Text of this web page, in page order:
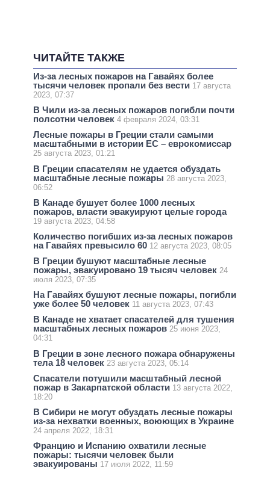
ЧИТАЙТЕ ТАКЖЕ
Из-за лесных пожаров на Гавайях более
тысячи человек пропали без вести 17 августа
2023, 07:37
В Чили из-за лесных пожаров погибли почти
полсотни человек 4 февраля 2024, 03:31
Лесные пожары в Греции стали самыми
масштабными в истории ЕС – еврокомиссар
25 августа 2023, 01:21
В Греции спасателям не удается обуздать
масштабные лесные пожары 28 августа 2023,
06:52
В Канаде бушует более 1000 лесных
пожаров, власти эвакуируют целые города
19 августа 2023, 04:58
Количество погибших из-за лесных пожаров
на Гавайях превысило 60 12 августа 2023, 08:05
В Греции бушуют масштабные лесные
пожары, эвакуировано 19 тысяч человек 24
июля 2023, 07:35
На Гавайях бушуют лесные пожары, погибли
уже более 50 человек 11 августа 2023, 07:43
В Канаде не хватает спасателей для тушения
масштабных лесных пожаров 25 июня 2023,
04:31
В Греции в зоне лесного пожара обнаружены
тела 18 человек 23 августа 2023, 05:14
Спасатели потушили масштабный лесной
пожар в Закарпатской области 13 августа 2022,
18:20
В Сибири не могут обуздать лесные пожары
из-за нехватки военных, воюющих в Украине
24 апреля 2022, 18:31
Францию и Испанию охватили лесные
пожары: тысячи человек были
эвакуированы 17 июля 2022, 11:59